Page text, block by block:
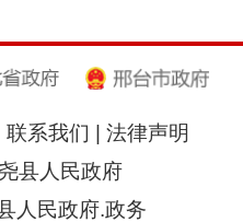
联系我们 | 法律声明
县人民政府
人民政府.政务